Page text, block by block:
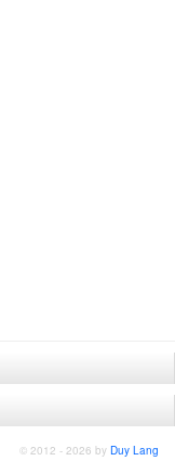
© 2012 - 2026 by Duy Lang